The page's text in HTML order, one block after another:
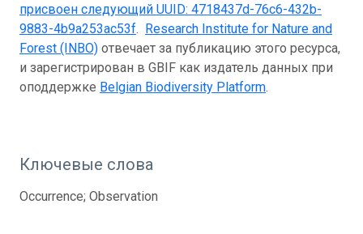
присвоен следующий UUID: 4718437d-76c6-432b-
9883-4b9a253ac53f. Research Institute for Nature and
Forest (INBO) отвечает за публикацию этого ресурса,
и зарегистрирован в GBIF как издатель данных при
оподдержке Belgian Biodiversity Platform.
Ключевые слова
Occurrence; Observation